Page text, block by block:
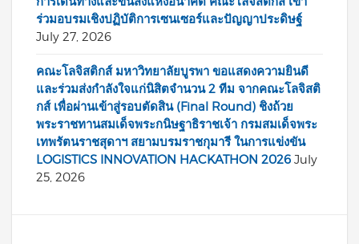
ร่วมอบรมเชิงปฏิบัติการเซนเซอร์และปัญญาประดิษฐ์
July 27, 2026
คณะโลจิสติกส์ มหาวิทยาลัยบูรพา ขอแสดงความยินดี
และร่วมส่งกำลังใจแก่นิสิตจำนวน 2 ทีม จากคณะโลจิสติ
กส์ เพื่อผ่านเข้าสู่รอบตัดสิน (Final Round) ชิงถ้วย
พระราชทานสมเด็จพระกนิษฐาธิราชเจ้า กรมสมเด็จพระ
เทพรัตนราชสุดาฯ สยามบรมราชกุมารี ในการแข่งขัน
LOGISTICS INNOVATION HACKATHON 2026 July
25, 2026